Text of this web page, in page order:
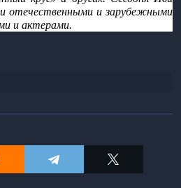
отечественными и зарубежными
и актерами.